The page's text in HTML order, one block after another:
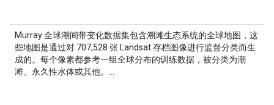
Murray 全球潮间带变化数据集包含潮滩生态系统的全球地图，这
些地图是通过对 707,528 张 Landsat 存档图像进行监督分类而生
成的。每个像素都参考一组全球分布的训练数据，被分类为潮
滩、永久性水体或其他。…